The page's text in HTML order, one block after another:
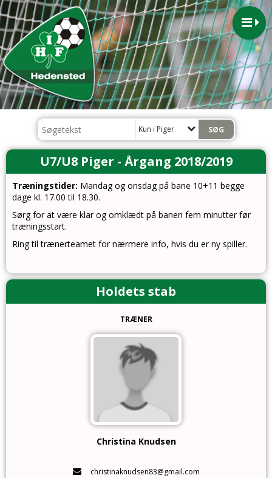
Kun i Piger
U7/U8 Piger - Årgang 2018/2019
Træningstider: Mandag og onsdag på bane 10+11 begge
dage kl. 17.00 til 18.30.
Sørg for at være klar og omklædt på banen fem minutter før
træningsstart.
Ring til trænerteamet for nærmere info, hvis du er ny spiller.
Holdets stab
TRÆNER
Christina Knudsen
christinaknudsen83@gmail.com